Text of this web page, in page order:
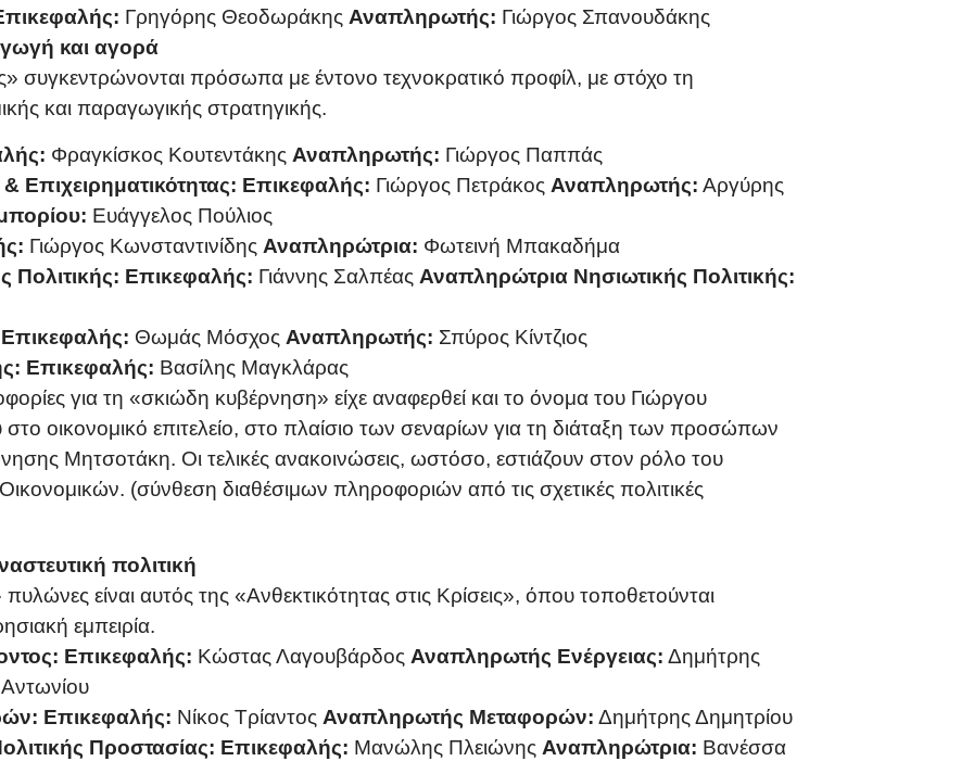
Γρηγόρης ΘεοδωράκηςΑναπληρωτής: Γιώργος Σπανουδάκης
και αγορά
συγκεντρώνονται πρόσωπα με έντονο τεχνοκρατικό προφίλ, με στόχο τη
και παραγωγικής στρατηγικής.
Φραγκίσκος Κουτεντάκης Αναπληρωτής: Γιώργος Παππάς
Επιχειρηματικότητας: Επικεφαλής: Γιώργος Πετράκος Αναπληρωτής: Αργύρης
Ευάγγελος Πούλιος
Γιώργος Κωνσταντινίδης Αναπληρώτρια: Φωτεινή Μπακαδήμα
Πολιτικής: Επικεφαλής: Γιάννης Σαλπέας Αναπληρώτρια Νησιωτικής Πολιτικής:
Επικεφαλής: Θωμάς Μόσχος Αναπληρωτής: Σπύρος Κίντζιος
Επικεφαλής: Βασίλης Μαγκλάρας
για τη «σκιώδη κυβέρνηση» είχε αναφερθεί και το όνομα του Γιώργου
οικονομικό επιτελείο, στο πλαίσιο των σεναρίων για τη διάταξη των προσώπων
Μητσοτάκη. Οι τελικές ανακοινώσεις, ωστόσο, εστιάζουν στον ρόλο του
(σύνθεση διαθέσιμων πληροφοριών από τις σχετικές πολιτικές
πολιτική
είναι αυτός της «Ανθεκτικότητας στις Κρίσεις», όπου τοποθετούνται
εμπειρία.
Επικεφαλής: Κώστας ΛαγουβάρδοςΑναπληρωτής Ενέργειας: Δημήτρης
Επικεφαλής: Νίκος ΤρίαντοςΑναπληρωτής Μεταφορών: Δημήτρης Δημητρίου
Προστασίας: Επικεφαλής: Μανώλης ΠλειώνηςΑναπληρώτρια: Βανέσσα